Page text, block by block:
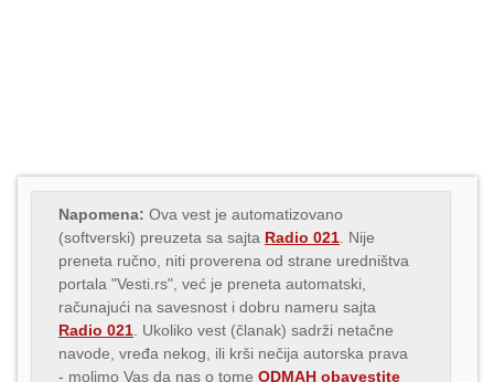
Napomena: Ova vest je automatizovano
(softverski) preuzeta sa sajta Radio 021 . Nije
preneta ručno, niti proverena od strane uredništva
portala "Vesti.rs", već je preneta automatski,
računajući na savesnost i dobru nameru sajta
Radio 021 . Ukoliko vest (članak) sadrži netačne
navode, vređa nekog, ili krši nečija autorska prava
- molimo Vas da nas o tome ODMAH obavestite